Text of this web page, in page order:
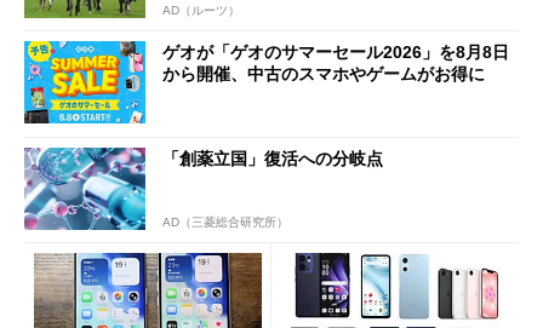
AD（ルーツ）
ゲオが「ゲオのサマーセール2026」を8月8日
から開催、中古のスマホやゲームがお得に
「創薬立国」復活への分岐点
AD（三菱総合研究所）